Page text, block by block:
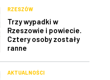
RZESZÓW
Trzy wypadki w
Rzeszowie i powiecie.
Cztery osoby zostały
ranne
AKTUALNOŚCI